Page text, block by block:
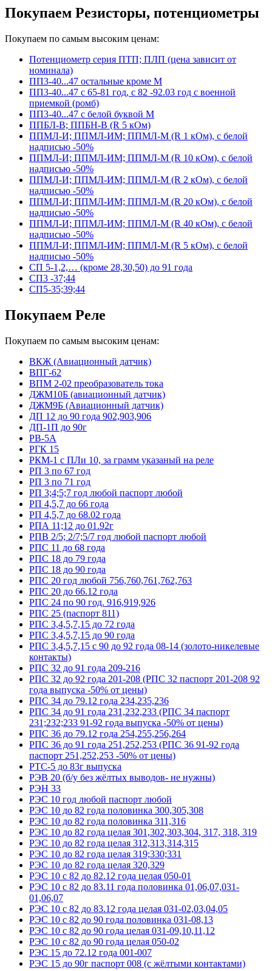
Покупаем Резисторы, потенциометры
Покупаем по самым высоким ценам:
Потенциометр серия ПТП; ПЛП (цена зависит от
номинала)
ПП3-40...47 остальные кроме М
ПП3-40...47 с 65-81 год, с 82 -92.03 год с военной
приемкой (ромб)
ПП3-40...47 с белой буквой М
ППБЛ-В; ППБН-В (R 5 кОм)
ППМЛ-И; ППМЛ-ИМ; ППМЛ-М (R 1 кОм), с белой
надписью -50%
ППМЛ-И; ППМЛ-ИМ; ППМЛ-М (R 10 кОм), с белой
надписью -50%
ППМЛ-И; ППМЛ-ИМ; ППМЛ-М (R 2 кОм), с белой
надписью -50%
ППМЛ-И; ППМЛ-ИМ; ППМЛ-М (R 20 кОм), с белой
надписью -50%
ППМЛ-И; ППМЛ-ИМ; ППМЛ-М (R 40 кОм), с белой
надписью -50%
ППМЛ-И; ППМЛ-ИМ; ППМЛ-М (R 5 кОм), с белой
надписью -50%
СП 5-1,2,… (кроме 28,30,50) до 91 года
СП3 -37;44
СП5-35;39;44
Покупаем Реле
Покупаем по самым высоким ценам:
ВКЖ (Авиационный датчик)
ВПГ-62
ВПМ 2-02 преобразователь тока
ДЖМ10Б (авиационный датчик)
ДЖМ9Б (Авиационный датчик)
ДП 12 до 90 года 902,903,906
ДП-1П до 90г
РВ-5А
РГК 15
РКМ-1 с ПЛи 10, за грамм указаный на реле
РП 3 по 67 год
РП 3 по 71 год
РП 3;4;5;7 год любой паспорт любой
РП 4,5,7 до 66 года
РП 4,5,7 до 68.02 года
РПА 11;12 до 01.92г
РПВ 2/5; 2/7;5/7 год любой паспорт любой
РПС 11 до 68 года
РПС 18 до 79 года
РПС 18 до 90 года
РПС 20 год любой 756,760,761,762,763
РПС 20 до 66.12 года
РПС 24 по 90 год. 916,919,926
РПС 25 (паспорт 811)
РПС 3,4,5,7,15 до 72 года
РПС 3,4,5,7,15 до 90 года
РПС 3,4,5,7,15 с 90 до 92 года 08-14 (золото-никелевые
контакты)
РПС 32 до 91 года 209-216
РПС 32 до 92 года 201-208 (РПС 32 паспорт 201-208 92
года выпуска -50% от цены)
РПС 34 до 79.12 года 234,235,236
РПС 34 до 91 года 231,232,233 (РПС 34 паспорт
231;232;233 91-92 года выпуска -50% от цены)
РПС 36 до 79.12 года 254,255,256,264
РПС 36 до 91 года 251,252,253 (РПС 36 91-92 года
паспорт 251,252,253 -50% от цены)
РТС-5 до 83г выпуска
РЭВ 20 (б/у без жёлтых выводов- не нужны)
РЭН 33
РЭС 10 год любой паспорт любой
РЭС 10 до 82 года половинка 300,305,308
РЭС 10 до 82 года половинка 311,316
РЭС 10 до 82 года целая 301,302,303,304, 317, 318, 319
РЭС 10 до 82 года целая 312,313,314,315
РЭС 10 до 82 года целая 319;330;331
РЭС 10 до 82 года целая 320,329
РЭС 10 с 82 до 82.12 года целая 050-01
РЭС 10 с 82 до 83.11 года половинка 01,06,07,031-
01,06,07
РЭС 10 с 82 до 83.12 года целая 031-02,03,04,05
РЭС 10 с 82 до 90 года половинка 031-08,13
РЭС 10 с 82 до 90 года целая 031-09,10,11,12
РЭС 10 с 82 до 90 года целая 050-02
РЭС 15 до 72.12 года 001-007
РЭС 15 до 90г паспорт 008 (с жёлтыми контактами)